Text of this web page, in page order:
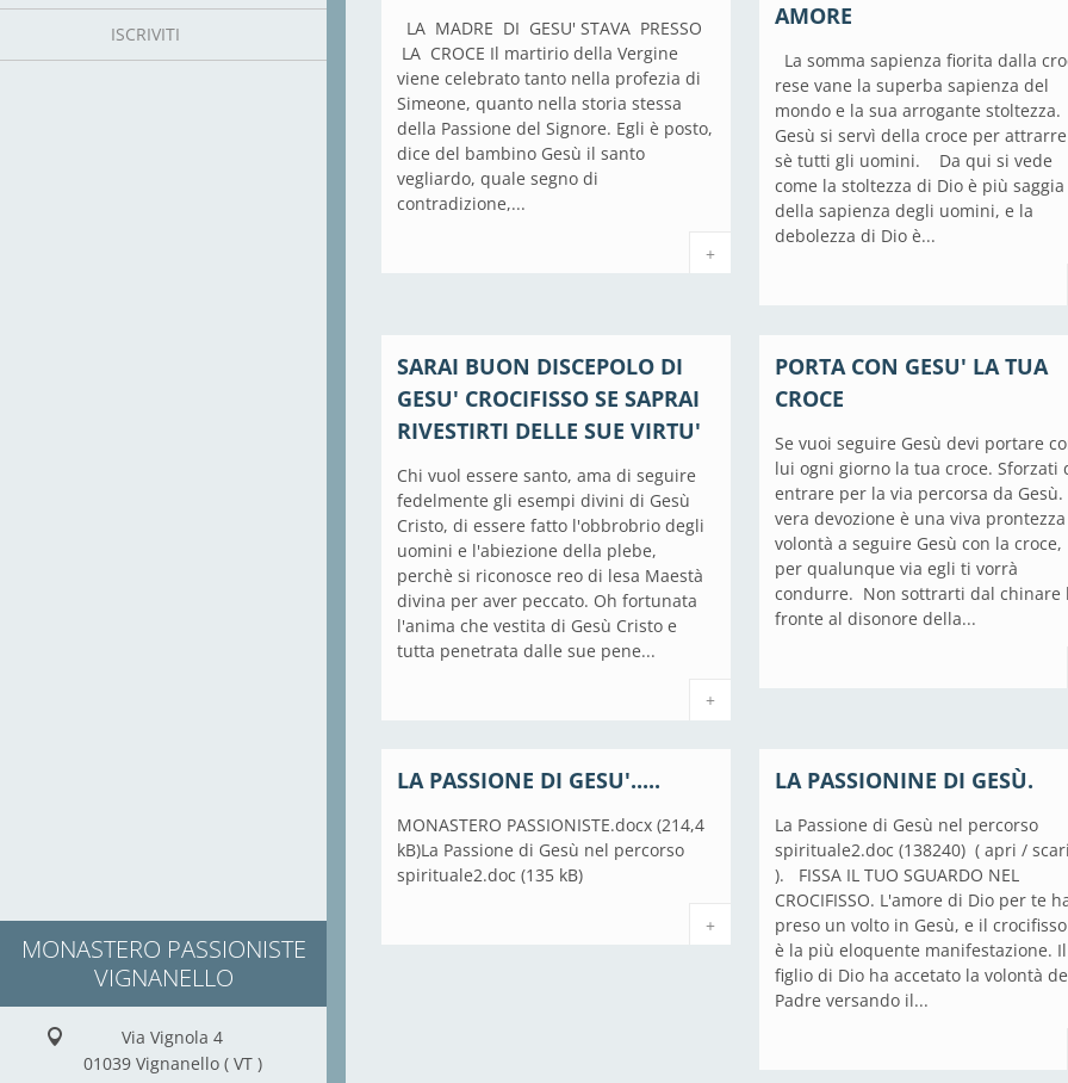
ISCRIVITI
MONASTERO PASSIONISTE
VIGNANELLO
Via Vignola 4
01039 Vignanello ( VT )
LA MADRE DI GESU' STAVA PRESSO
LA CROCE Il martirio della Vergine
viene celebrato tanto nella profezia di
Simeone, quanto nella storia stessa
della Passione del Signore. Egli è posto,
dice del bambino Gesù il santo
vegliardo, quale segno di
contradizione,...
+
AMORE
La somma sapienza fiorita dalla
rese vane la superba sapienza del
mondo e la sua arrogante stoltezza.
Gesù si servì della croce per
sè tutti gli uomini. Da qui si vede
come la stoltezza di Dio è più saggia
della sapienza degli uomini, e la
debolezza di Dio è...
SARAI BUON DISCEPOLO DI
GESU' CROCIFISSO SE SAPRAI
RIVESTIRTI DELLE SUE VIRTU'
Chi vuol essere santo, ama di seguire
fedelmente gli esempi divini di Gesù
Cristo, di essere fatto l'obbrobrio degli
uomini e l'abiezione della plebe,
perchè si riconosce reo di lesa Maestà
divina per aver peccato. Oh fortunata
l'anima che vestita di Gesù Cristo e
tutta penetrata dalle sue pene...
+
PORTA CON GESU' LA TUA
CROCE
Se vuoi seguire Gesù devi portare
lui ogni giorno la tua croce. Sforzati
entrare per la via percorsa da Gesù.
vera devozione è una viva
volontà a seguire Gesù con la croce,
per qualunque via egli ti vorrà
condurre. Non sottrarti dal chinare
fronte al disonore della...
LA PASSIONE DI GESU'.....
MONASTERO PASSIONISTE.docx (214,4
kB)La Passione di Gesù nel percorso
spirituale2.doc (135 kB)
+
LA PASSIONINE DI GESÙ.
La Passione di Gesù nel percorso
spirituale2.doc (138240) ( apri /
). FISSA IL TUO SGUARDO NEL
CROCIFISSO. L'amore di Dio per te
preso un volto in Gesù, e il
è la più eloquente manifestazione. Il
figlio di Dio ha accetato la volontà
Padre versando il...